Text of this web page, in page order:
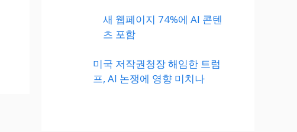
새 웹페이지 74%에 AI 콘텐
츠 포함
미국 저작권청장 해임한 트럼
프, AI 논쟁에 영향 미치나